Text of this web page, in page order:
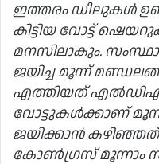
ഇത്തരം ഡീലുകൾ
കിട്ടിയ വോട്ട്
മനസിലാകും.
ജയിച്ച മൂന്ന്
എത്തിയത്
വോട്ടുകൾക്കാണ്
ജയിക്കാൻ
കോൺഗ്രസ് മൂന്നാം